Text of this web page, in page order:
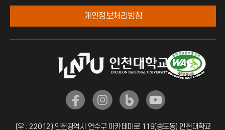
개인정보처리방침
(우 : 22012) 인천광역시 연수구 아카데미로 119(송도동) 인천대학교